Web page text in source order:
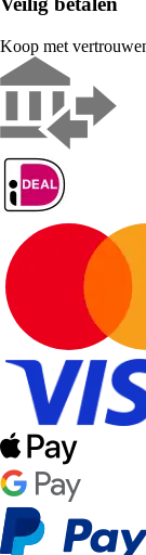
Koop met